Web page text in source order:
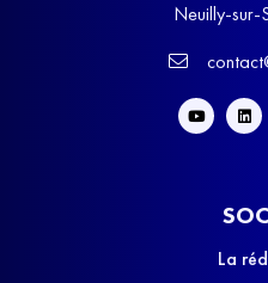
Neuilly-sur-
La